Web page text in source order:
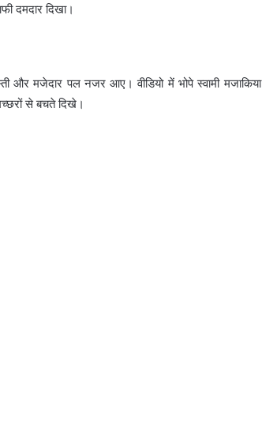
दमदार दिखा।
और मजेदार पल नजर आए। वीडियो में भोपे स्वामी मजाकिया
से बचते दिखे।